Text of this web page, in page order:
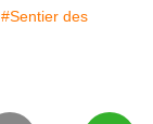
#Sentier des